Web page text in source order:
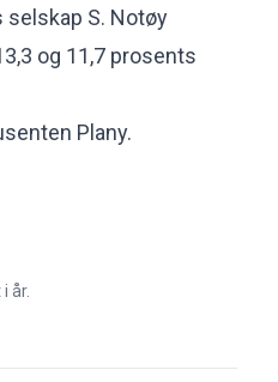
S. Notøy
og 11,7 prosents
Plany.
år.